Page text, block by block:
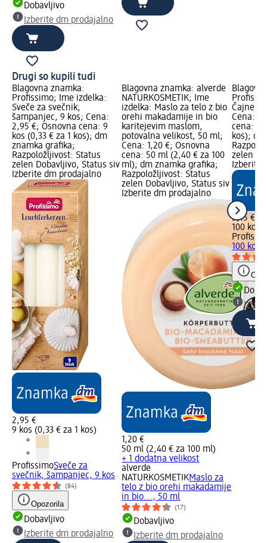
Dobavljivo
Izberite dm prodajalno
Drugi so kupili tudi
Blagovna znamka:
Profissimo; Ime izdelka:
Sveče za svečnik,
šampanjec, 9 kos; Cena:
2,95 €; Osnovna cena: 9
kos (0,33 € za 1 kos); dm
znamka grafika;
Razpoložljivost: Status
zelen Dobavljivo, Status siv
Izberite dm prodajalno
2,95 €
9 kos (0,33 € za 1 kos)
ProfissimoSveče za
svečnik, šampanjec, 9 kos
(84)
Opozorila
Dobavljivo
Izberite dm prodajalno
Blagovna znamka: alverde
NATURKOSMETIK; Ime
izdelka: Maslo za telo z bio
orehi makadamije in bio
karitejevim maslom,
potovalna velikost, 50 ml;
Cena: 1,20 €; Osnovna
cena: 50 ml (2,40 € za 100
ml); dm znamka grafika;
Razpoložljivost: Status
zelen Dobavljivo, Status siv
Izberite dm prodajalno
1,20 €
50 ml (2,40 € za 100 ml)
+ 1 dodatna velikost
alverde
NATURKOSMETIKMaslo za
telo z bio orehi makadamije
in bio..., 50 ml
(17)
Dobavljivo
Izberite dm prodajalno
Čajne
Cena:
cena:
kos);
zelen
Izberite
5,15 €
100 kos
100 kos